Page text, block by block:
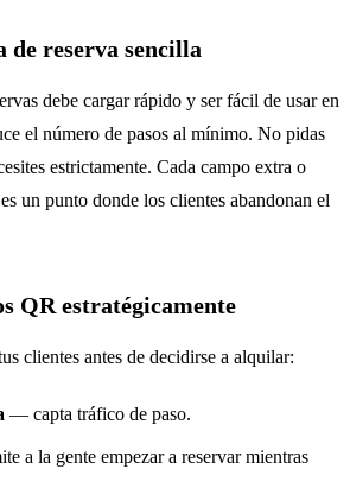
de reserva sencilla
debe cargar rápido y ser fácil de usar en
el número de pasos al mínimo. No pidas
estrictamente. Cada campo extra o
un punto donde los clientes abandonan el
QR estratégicamente
clientes antes de decidirse a alquilar:
— capta tráfico de paso.
a la gente empezar a reservar mientras